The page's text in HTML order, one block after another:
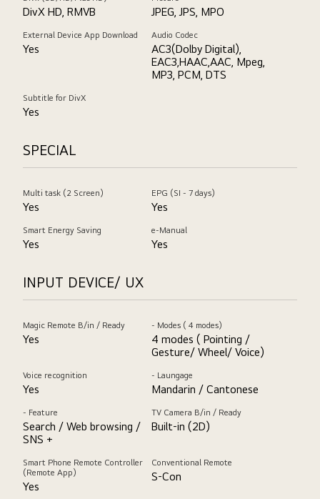
DivX HD, RMVB JPEG, JPS, MPO
External Device App Download
Yes
Audio Codec
AC3(Dolby Digital),
EAC3,HAAC,AAC, Mpeg,
MP3, PCM, DTS
Subtitle for DivX
Yes
SPECIAL
Multi task (2 Screen)
Yes
EPG (SI - 7 days)
Yes
Smart Energy Saving
Yes
e-Manual
Yes
INPUT DEVICE/ UX
Magic Remote B/in / Ready
Yes
- Modes ( 4 modes)
4 modes ( Pointing /
Gesture/ Wheel/ Voice)
Voice recognition
Yes
- Laungage
Mandarin / Cantonese
- Feature
Search / Web browsing /
SNS +
TV Camera B/in / Ready
Built-in (2D)
Smart Phone Remote Controller
(Remote App)
Yes
Conventional Remote
S-Con